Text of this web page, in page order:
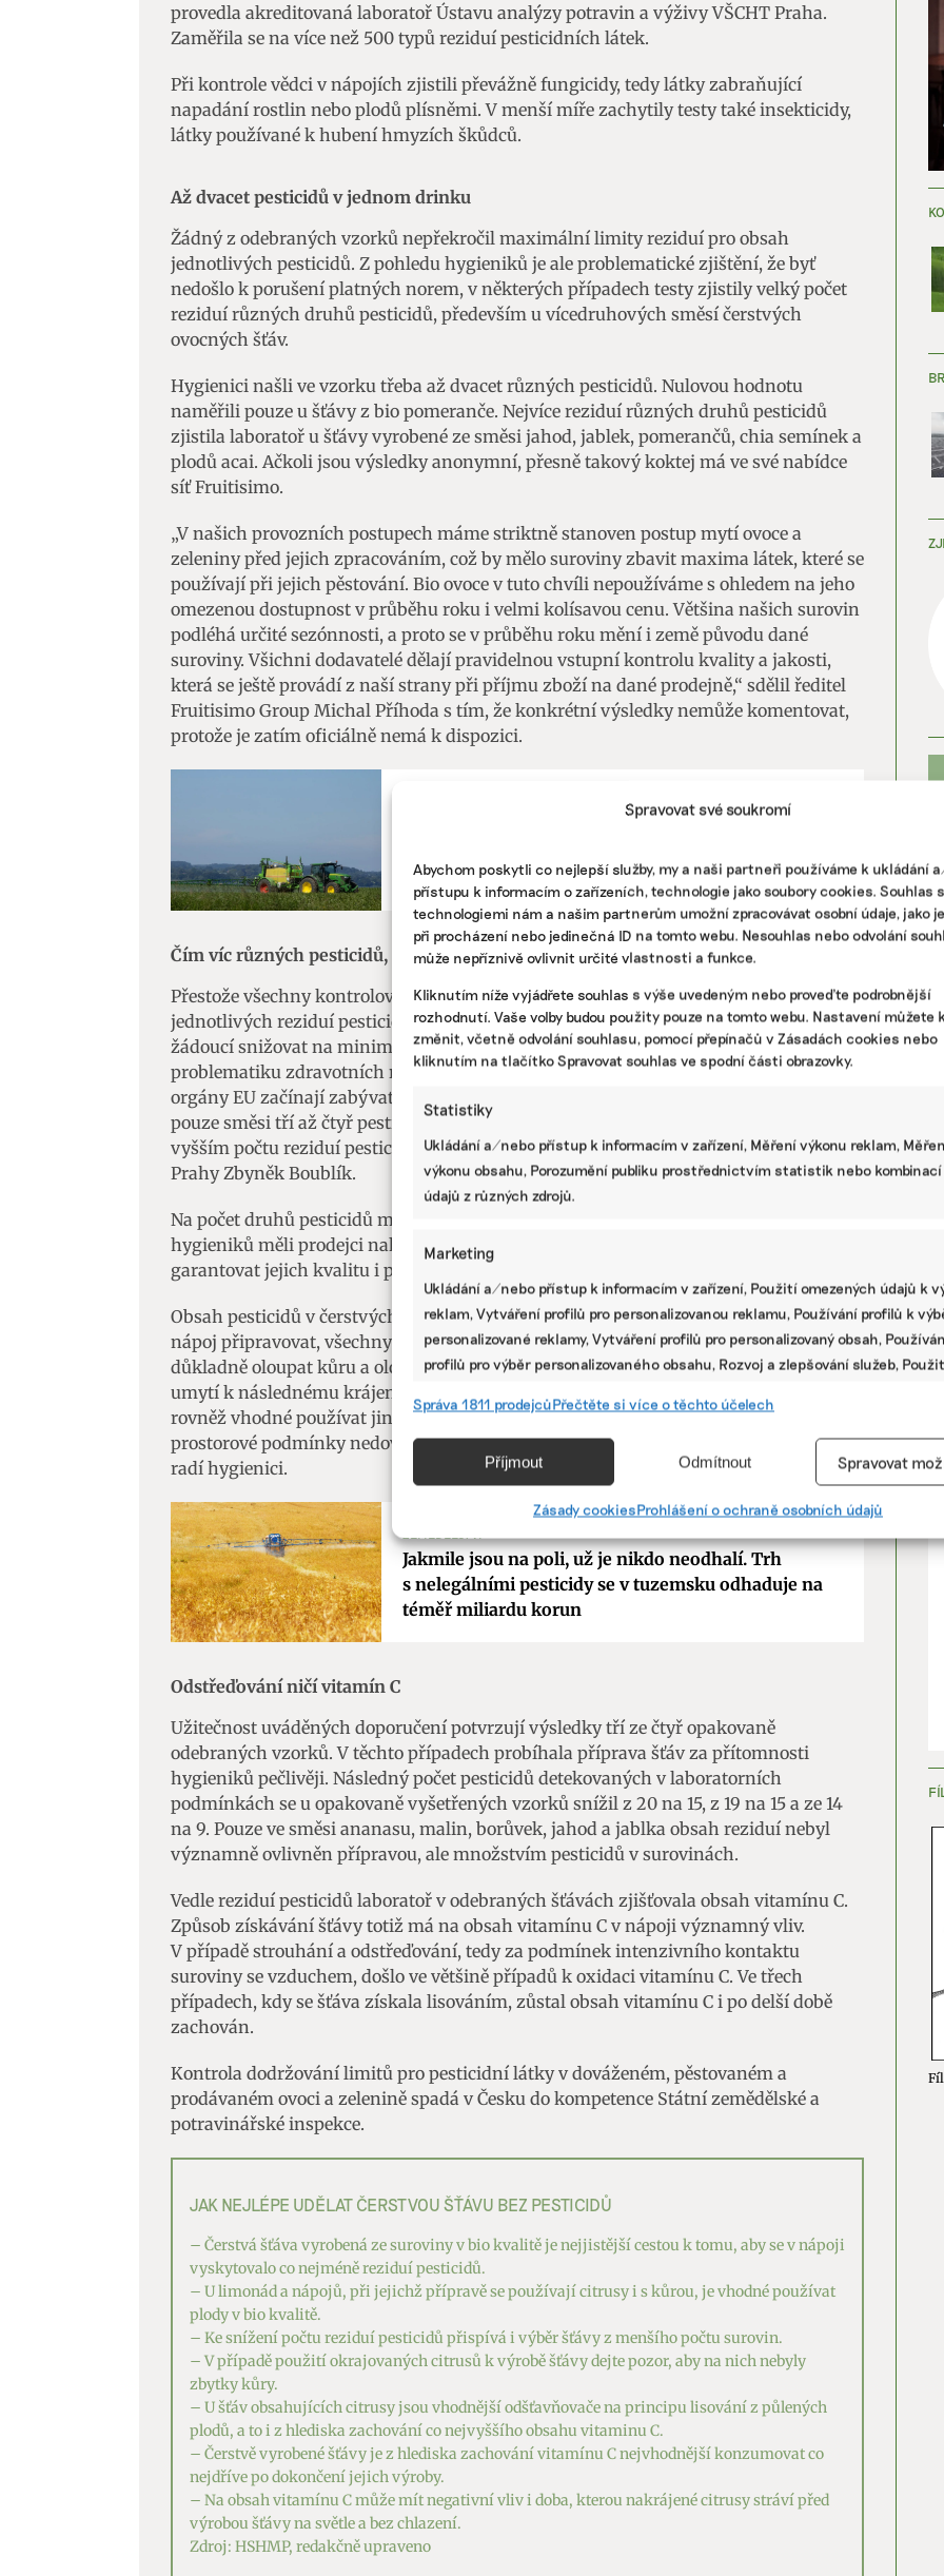
Spravovat své soukromí
Abychom poskytli co nejlepší služby, my a naši partneři používáme k ukládání
přístupu k informacím o zařízeních, technologie jako soubory cookies. Souhlas
technologiemi nám a našim partnerům umožní zpracovávat osobní údaje, jako
při procházení nebo jedinečná ID na tomto webu. Nesouhlas nebo odvolání
může nepříznivě ovlivnit určité vlastnosti a funkce.
Kliknutím níže vyjádřete souhlas s výše uvedeným nebo proveďte podrobnější
rozhodnutí. Vaše volby budou použity pouze na tomto webu. Nastavení můžete
změnit, včetně odvolání souhlasu, pomocí přepínačů v Zásadách cookies nebo
kliknutím na tlačítko Spravovat souhlas ve spodní části obrazovky.
Statistiky
Ukládání a/nebo přístup k informacím v zařízení, Měření výkonu reklam,
výkonu obsahu, Porozumění publiku prostřednictvím statistik nebo kombinací
údajů z různých zdrojů.
Marketing
Ukládání a/nebo přístup k informacím v zařízení, Použití omezených údajů k
reklam, Vytváření profilů pro personalizovanou reklamu, Používání profilů k
personalizované reklamy, Vytváření profilů pro personalizovaný obsah,
profilů pro výběr personalizovaného obsahu, Rozvoj a zlepšování služeb,
Přiřazování a kombinování údajů z jiných zdrojů údajů, Propojení různých
zařízení, Identifikace zařízení na základě automaticky přenášených
Používání přesných údajů o zeměpisné poloze, Identifikace zařízení na
aktivně vyžádaných informací.
Ukládání a sdělování voleb ochrany osobních údajů.
Správa 1811 prodejcůPřečtěte si více o těchto účelech
Příjmout Odmítnout Spravovat
Zásady cookiesProhlášení o ochraně osobních údajů
provedla akreditovaná laboratoř Ústavu analýzy potravin a výživy VŠCHT Praha.
Zaměřila se na více než 500 typů reziduí pesticidních látek.
Při kontrole vědci v nápojích zjistili převážně fungicidy, tedy látky zabraňující
napadání rostlin nebo plodů plísněmi. V menší míře zachytily testy také insekticidy,
látky používané k hubení hmyzích škůdců.
Až dvacet pesticidů v jednom drinku
Žádný z odebraných vzorků nepřekročil maximální limity reziduí pro obsah
jednotlivých pesticidů. Z pohledu hygieniků je ale problematické zjištění, že byť
nedošlo k porušení platných norem, v některých případech testy zjistily velký počet
reziduí různých druhů pesticidů, především u vícedruhových směsí čerstvých
ovocných šťáv.
Hygienici našli ve vzorku třeba až dvacet různých pesticidů. Nulovou hodnotu
naměřili pouze u šťávy z bio pomeranče. Nejvíce reziduí různých druhů pesticidů
zjistila laboratoř u šťávy vyrobené ze směsi jahod, jablek, pomerančů, chia semínek a
plodů acai. Ačkoli jsou výsledky anonymní, přesně takový koktej má ve své nabídce
síť Fruitisimo.
„V našich provozních postupech máme striktně stanoven postup mytí ovoce a
zeleniny před jejich zpracováním, což by mělo suroviny zbavit maxima látek, které se
používají při jejich pěstování. Bio ovoce v tuto chvíli nepoužíváme s ohledem na jeho
omezenou dostupnost v průběhu roku i velmi kolísavou cenu. Většina našich surovin
podléhá určité sezónnosti, a proto se v průběhu roku mění i země původu dané
suroviny. Všichni dodavatelé dělají pravidelnou vstupní kontrolu kvality a jakosti,
která se ještě provádí z naší strany při příjmu zboží na dané prodejně,“ sdělil ředitel
Fruitisimo Group Michal Příhoda s tím, že konkrétní výsledky nemůže komentovat,
protože je zatím oficiálně nemá k dispozici.
více na venkově, zjistil výzkum
Čím víc různých pesticidů, tím větší neznámá
Přestože všechny kontrolované vzorky splňují legislativní požadavky na obsah
jednotlivých reziduí pesticidů, jsou hygienici přesvědčeni, že jejich koncentraci je
žádoucí snižovat na minimum. „Chceme upozornit na dosud nevyřešenou
problematiku zdravotních rizik směsí reziduí pesticidů. Touto problematikou se
orgány EU začínají zabývat a z našich výsledků vyplývá, že obvyklé nemusí být
pouze směsi tří až čtyř pesticidů, ale je potřebné se zabývat i směsmi o mnohem
vyšším počtu reziduí pesticidů,“ uvedl mluvčí Hygienické stanice hlavního města
Prahy Zbyněk Boublík.
Na počet druhů pesticidů mají nejvyšší vliv použité suroviny. Proto by podle
hygieniků měli prodejci nakupovat suroviny hlavně od dodavatelů, kteří jsou schopni
garantovat jejich kvalitu i po stránce obsahu pesticidů.
Obsah pesticidů v čerstvých šťávách nicméně ovlivňují i další faktory. Než se začne
nápoj připravovat, všechny suroviny by se měly pečlivě umýt. U citrusů je potřeba
důkladně oloupat kůru a oloupané citrusy omýt. Nůž použitý při loupání by se bez
umytí k následnému krájení na menší kousky neměl používat. K dělení citrusů je
rovněž vhodné používat jinou plochu, než na které se loupaly. Pokud to však
prostorové podmínky nedovolují, pak je nutné plochu po loupání důkladně umýt,
radí hygienici.
Jakmile jsou na poli, už je nikdo neodhalí. Trh
s nelegálními pesticidy se v tuzemsku odhaduje na
téměř miliardu korun
Odstřeďování ničí vitamín C
Užitečnost uváděných doporučení potvrzují výsledky tří ze čtyř opakovaně
odebraných vzorků. V těchto případech probíhala příprava šťáv za přítomnosti
hygieniků pečlivěji. Následný počet pesticidů detekovaných v laboratorních
podmínkách se u opakovaně vyšetřených vzorků snížil z 20 na 15, z 19 na 15 a ze 14
na 9. Pouze ve směsi ananasu, malin, borůvek, jahod a jablka obsah reziduí nebyl
významně ovlivněn přípravou, ale množstvím pesticidů v surovinách.
Vedle reziduí pesticidů laboratoř v odebraných šťávách zjišťovala obsah vitamínu C.
Způsob získávání šťávy totiž má na obsah vitamínu C v nápoji významný vliv.
V případě strouhání a odstřeďování, tedy za podmínek intenzivního kontaktu
suroviny se vzduchem, došlo ve většině případů k oxidaci vitamínu C. Ve třech
případech, kdy se šťáva získala lisováním, zůstal obsah vitamínu C i po delší době
zachován.
Kontrola dodržování limitů pro pesticidní látky v dováženém, pěstovaném a
prodávaném ovoci a zelenině spadá v Česku do kompetence Státní zemědělské a
potravinářské inspekce.
JAK NEJLÉPE UDĚLAT ČERSTVOU ŠŤÁVU BEZ PESTICIDŮ
– Čerstvá šťáva vyrobená ze suroviny v bio kvalitě je nejjistější cestou k tomu, aby se v nápoji
vyskytovalo co nejméně reziduí pesticidů.
– U limonád a nápojů, při jejichž přípravě se používají citrusy i s kůrou, je vhodné používat
plody v bio kvalitě.
– Ke snížení počtu reziduí pesticidů přispívá i výběr šťávy z menšího počtu surovin.
– V případě použití okrajovaných citrusů k výrobě šťávy dejte pozor, aby na nich nebyly
zbytky kůry.
– U šťáv obsahujících citrusy jsou vhodnější odšťavňovače na principu lisování z půlených
plodů, a to i z hlediska zachování co nejvyššího obsahu vitaminu C.
– Čerstvě vyrobené šťávy je z hlediska zachování vitamínu C nejvhodnější konzumovat co
nejdříve po dokončení jejich výroby.
– Na obsah vitamínu C může mít negativní vliv i doba, kterou nakrájené citrusy stráví před
výrobou šťávy na světle a bez chlazení.
Zdroj: HSHMP, redakčně upraveno